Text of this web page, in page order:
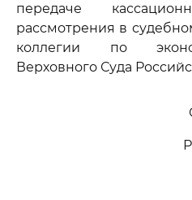
передаче
рассмотрения в
коллегии по
Верховного Суда